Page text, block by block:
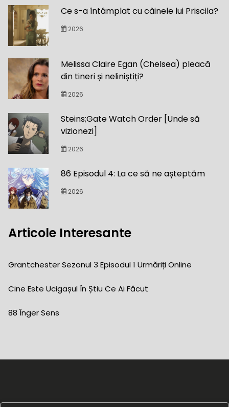
Ce s-a întâmplat cu câinele lui Priscila?
2026
Melissa Claire Egan (Chelsea) pleacă
din tineri și neliniștiți?
2026
Steins;Gate Watch Order [Unde să
vizionezi]
2026
86 Episodul 4: La ce să ne așteptăm
2026
Articole Interesante
Grantchester Sezonul 3 Episodul 1 Urmăriți Online
Cine Este Ucigașul În Știu Ce Ai Făcut
88 Înger Sens